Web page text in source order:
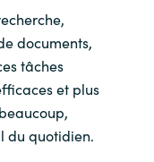
documents,
tâches
et plus
du quotidien.